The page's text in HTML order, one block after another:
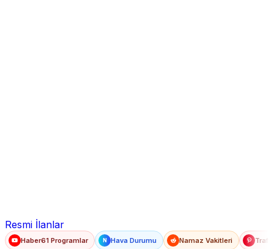
Resmi İlanlar
Haber61 Programlar N Hava Durumu Namaz Vakitleri